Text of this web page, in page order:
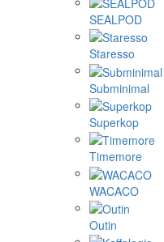
SEALPOD
Staresso
Subminimal
Superkop
Timemore
WACACO
Outin